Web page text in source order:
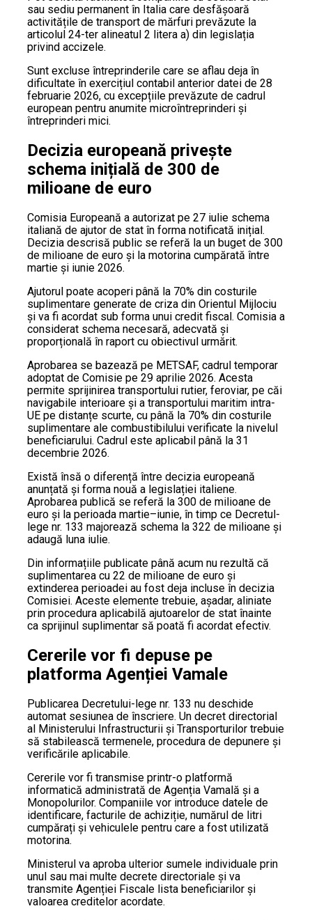
sau sediu permanent în Italia care desfășoară
activitățile de transport de mărfuri prevăzute la
articolul 24-ter alineatul 2 litera a) din legislația
privind accizele.
Sunt excluse întreprinderile care se aflau deja în
dificultate în exercițiul contabil anterior datei de 28
februarie 2026, cu excepțiile prevăzute de cadrul
european pentru anumite microîntreprinderi și
întreprinderi mici.
Decizia europeană privește
schema inițială de 300 de
milioane de euro
Comisia Europeană a autorizat pe 27 iulie schema
italiană de ajutor de stat în forma notificată inițial.
Decizia descrisă public se referă la un buget de 300
de milioane de euro și la motorina cumpărată între
martie și iunie 2026.
Ajutorul poate acoperi până la 70% din costurile
suplimentare generate de criza din Orientul Mijlociu
și va fi acordat sub forma unui credit fiscal. Comisia a
considerat schema necesară, adecvată și
proporțională în raport cu obiectivul urmărit.
Aprobarea se bazează pe METSAF, cadrul temporar
adoptat de Comisie pe 29 aprilie 2026. Acesta
permite sprijinirea transportului rutier, feroviar, pe căi
navigabile interioare și a transportului maritim intra-
UE pe distanțe scurte, cu până la 70% din costurile
suplimentare ale combustibilului verificate la nivelul
beneficiarului. Cadrul este aplicabil până la 31
decembrie 2026.
Există însă o diferență între decizia europeană
anunțată și forma nouă a legislației italiene.
Aprobarea publică se referă la 300 de milioane de
euro și la perioada martie–iunie, în timp ce Decretul-
lege nr. 133 majorează schema la 322 de milioane și
adaugă luna iulie.
Din informațiile publicate până acum nu rezultă că
suplimentarea cu 22 de milioane de euro și
extinderea perioadei au fost deja incluse în decizia
Comisiei. Aceste elemente trebuie, așadar, aliniate
prin procedura aplicabilă ajutoarelor de stat înainte
ca sprijinul suplimentar să poată fi acordat efectiv.
Cererile vor fi depuse pe
platforma Agenției Vamale
Publicarea Decretului-lege nr. 133 nu deschide
automat sesiunea de înscriere. Un decret directorial
al Ministerului Infrastructurii și Transporturilor trebuie
să stabilească termenele, procedura de depunere și
verificările aplicabile.
Cererile vor fi transmise printr-o platformă
informatică administrată de Agenția Vamală și a
Monopolurilor. Companiile vor introduce datele de
identificare, facturile de achiziție, numărul de litri
cumpărați și vehiculele pentru care a fost utilizată
motorina.
Ministerul va aproba ulterior sumele individuale prin
unul sau mai multe decrete directoriale și va
transmite Agenției Fiscale lista beneficiarilor și
valoarea creditelor acordate.